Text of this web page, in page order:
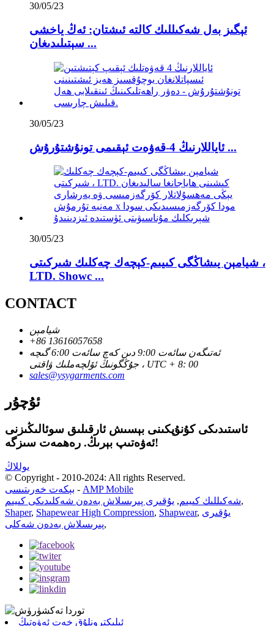
30/05/23
ئېگىز بەل شەكىللىك كالتە ئىشتان: ئەڭ ياخشى
سېتىلىدىغان ...
30/05/23
ئاياللارنىڭ 4-قەۋەت ئېقىمى تونۇشتۇرۇش ...
30/05/23
شيامېن يىشاڭگى كىيىم-كېچەك چەكلىك شىركىتى ،
LTD. Showc ...
CONTACT
شيامېن
+86 13616057658
ئەتىگەن سائەت 9:00 دىن كەچ سائەت 6:00 گىچە
جۇڭگونىڭ ئۆلچەملىك ۋاقتى ، UTC + 8: 00
sales@ysygarments.com
ئۇچۇر
ئاستىدىكى كۇنۇپكىنى بېسىش ئارقىلىق سوئالىڭىزنى
ئەۋەتىپ بېرىڭ. رەھمەت سىزگە!
يوللاڭ
© Copyright - 2010-2024: All rights Reserved.
بېكەت خەرىتىسى - AMP Mobile
شەكىللىك كىيىم, يۇقىرى پىرىسلاش بەدەن شەكلىدىكى كىيىم
,
Shaper, Shapewear High Compression, Shapwear, يۇقىرى
پىرىسلاش بەدەن شەكلى,
ئېلېكترونلۇق خەت ئەۋەتىڭ